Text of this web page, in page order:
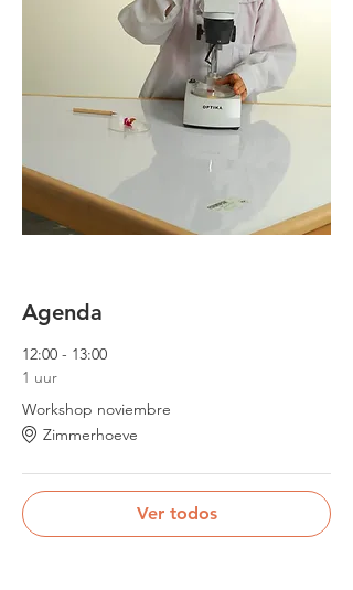
Agenda
12:00 - 13:00
1 uur
Workshop noviembre
Zimmerhoeve
Ver todos